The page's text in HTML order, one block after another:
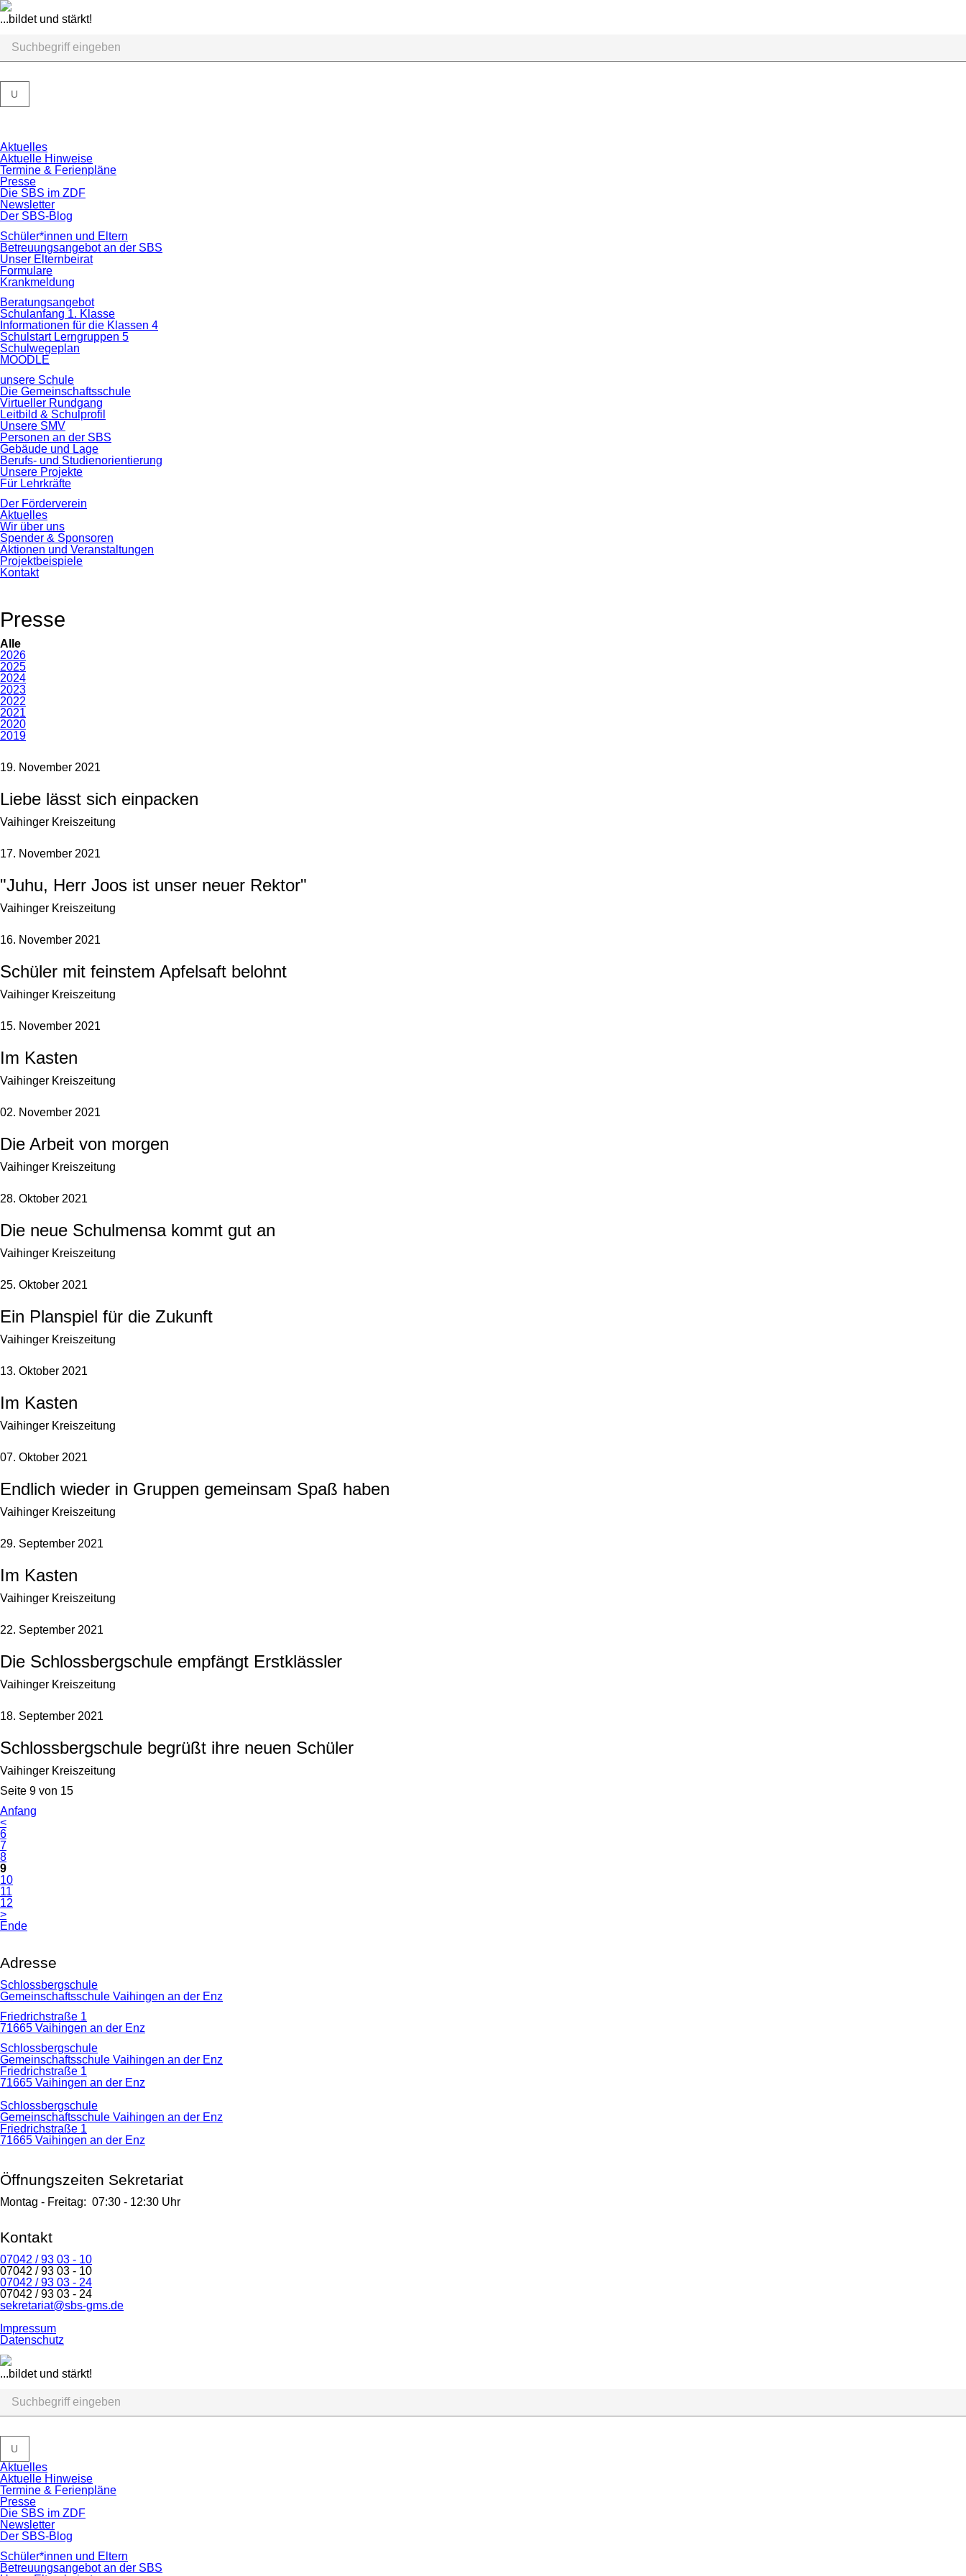
...bildet und stärkt!
U
Navigation
überspringen
Aktuelles
Aktuelle Hinweise
Termine & Ferienpläne
Presse
Die SBS im ZDF
Newsletter
Der SBS-Blog
Schüler*innen und Eltern
Betreuungsangebot an der SBS
Unser Elternbeirat
Formulare
Krankmeldung
Beratungsangebot
Schulanfang 1. Klasse
Informationen für die Klassen 4
Schulstart Lerngruppen 5
Schulwegeplan
MOODLE
unsere Schule
Die Gemeinschaftsschule
Virtueller Rundgang
Leitbild & Schulprofil
Unsere SMV
Personen an der SBS
Gebäude und Lage
Berufs- und Studienorientierung
Unsere Projekte
Für Lehrkräfte
Der Förderverein
Aktuelles
Wir über uns
Spender & Sponsoren
Aktionen und Veranstaltungen
Projektbeispiele
Kontakt
Presse
Alle
2026
2025
2024
2023
2022
2021
2020
2019
19. November 2021
Liebe lässt sich einpacken
Vaihinger Kreiszeitung
17. November 2021
"Juhu, Herr Joos ist unser neuer Rektor"
Vaihinger Kreiszeitung
16. November 2021
Schüler mit feinstem Apfelsaft belohnt
Vaihinger Kreiszeitung
15. November 2021
Im Kasten
Vaihinger Kreiszeitung
02. November 2021
Die Arbeit von morgen
Vaihinger Kreiszeitung
28. Oktober 2021
Die neue Schulmensa kommt gut an
Vaihinger Kreiszeitung
25. Oktober 2021
Ein Planspiel für die Zukunft
Vaihinger Kreiszeitung
13. Oktober 2021
Im Kasten
Vaihinger Kreiszeitung
07. Oktober 2021
Endlich wieder in Gruppen gemeinsam Spaß haben
Vaihinger Kreiszeitung
29. September 2021
Im Kasten
Vaihinger Kreiszeitung
22. September 2021
Die Schlossbergschule empfängt Erstklässler
Vaihinger Kreiszeitung
18. September 2021
Schlossbergschule begrüßt ihre neuen Schüler
Vaihinger Kreiszeitung
Seite 9 von 15
Anfang
<
6
7
8
9
10
11
12
>
Ende
Adresse
Schlossbergschule
Gemeinschaftsschule Vaihingen an der Enz
Friedrichstraße 1
71665 Vaihingen an der Enz
Schlossbergschule
Gemeinschaftsschule Vaihingen an der Enz
Friedrichstraße 1
71665 Vaihingen an der Enz
Schlossbergschule
Gemeinschaftsschule Vaihingen an der Enz
Friedrichstraße 1
71665 Vaihingen an der Enz
Öffnungszeiten Sekretariat
Montag - Freitag: 07:30 - 12:30 Uhr
Kontakt
07042 / 93 03 - 10
07042 / 93 03 - 10
07042 / 93 03 - 24
07042 / 93 03 - 24
sekretariat@sbs-gms.de
Navigation
überspringen
Impressum
Datenschutz
...bildet und stärkt!
U
Navigation
überspringen
Aktuelles
Aktuelle Hinweise
Termine & Ferienpläne
Presse
Die SBS im ZDF
Newsletter
Der SBS-Blog
Schüler*innen und Eltern
Betreuungsangebot an der SBS